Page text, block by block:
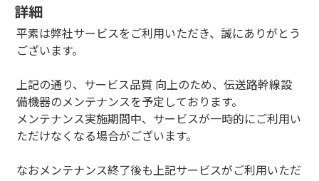
詳細
平素は弊社サービスをご利用いただき、誠にありがとう
ございます。
上記の通り、サービス品質 向上のため、伝送路幹線設
備機器のメンテナンスを予定しております。
メンテナンス実施期間中、サービスが一時的にご利用い
ただけなくなる場合がございます。
なおメンテナンス終了後も上記サービスがご利用いただ